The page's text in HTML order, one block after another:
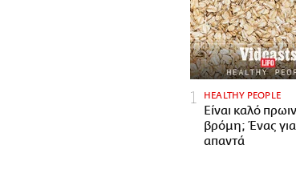
HEALTHY PEOPLE
Είναι καλό
βρόμη; Ένας
απαντά